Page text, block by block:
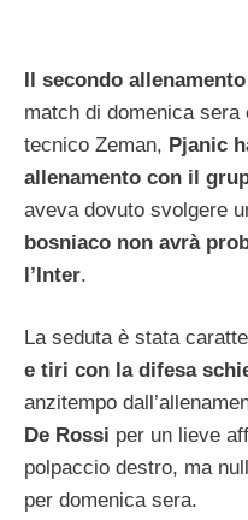
Il secondo
match di domenica
tecnico Zeman, Pjanic
allenamento con il
aveva dovuto svolgere
bosniaco non avrà
l’Inter.
La seduta è stata
e tiri con la difesa
anzitempo
De Rossi per un lieve
polpaccio destro, ma
per domenica sera.